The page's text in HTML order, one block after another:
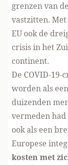
grenzen van
vastzitten.
EU ook de
crisis in het
continent.
De COVID-
worden als
duizenden
vermeden
ook als een
Europese
kosten met